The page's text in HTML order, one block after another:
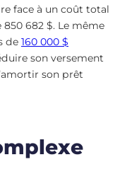
face à un coût total
682 $. Le même
de 160 000 $
son versement
son prêt